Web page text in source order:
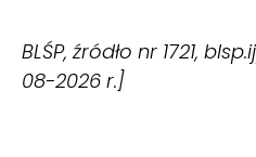
BLŚP, źródło nr 1721,
08-2026 r.]